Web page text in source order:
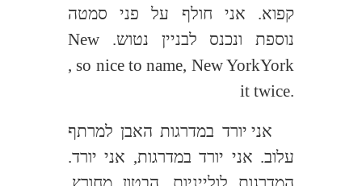
קפוא. אני חולף על פני סמטה
נוספת ונכנס לבניין נטוש. New
York
, New York
, so nice to name
it twice.
אני יורד במדרגות האבן למרתף
עלוב. אני יורד במדרגות, אני יורד.